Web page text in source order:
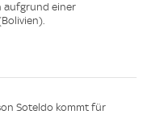
aufgrund einer
Soteldo kommt für